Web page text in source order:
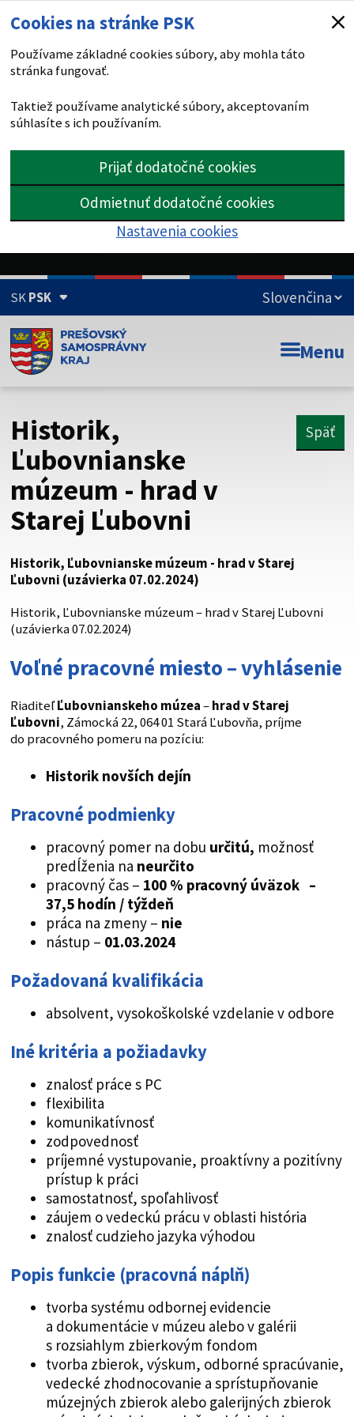
Cookies na stránke PSK
Používame základné cookies súbory, aby mohla táto
stránka fungovať.
Taktiež používame analytické súbory, akceptovaním
súhlasíte s ich používaním.
Prijať dodatočné cookies
Odmietnuť dodatočné cookies
Nastavenia cookies
SKPSK
Doména psk.sk je oficiálna
Toto je oficiálna webová stránka Prešovského
Táto stránka je zabezpečená
Buďte pozorní a vždy sa uistite, že zdieľate informácie iba
cez zabezpečenú webovú stránku. Zabezpečená stránka
vždy začína https:// pred názvom domény webového sídla.
Menu
Historik,
Ľubovnianske
múzeum - hrad v
Starej Ľubovni
Späť
Historik, Ľubovnianske múzeum - hrad v Starej
Ľubovni (uzávierka 07.02.2024)
Historik, Ľubovnianske múzeum – hrad v Starej Ľubovni
(uzávierka 07.02.2024)
Voľné pracovné miesto – vyhlásenie
RiaditeľĽubovnianskeho múzea–hrad v Starej
Ľubovni, Zámocká 22, 064 01 Stará Ľubovňa, príjme
do pracovného pomeru na pozíciu:
Historik novších dejín
Pracovné podmienky
pracovný pomer na dobu určitú, možnosť
predĺženia na neurčito
pracovný čas – 100 % pracovný úväzok –
37,5 hodín / týždeň
práca na zmeny – nie
nástup – 01.03.2024
Požadovaná kvalifikácia
absolvent, vysokoškolské vzdelanie v odbore
Iné kritéria a požiadavky
znalosť práce s PC
flexibilita
komunikatívnosť
zodpovednosť
príjemné vystupovanie, proaktívny a pozitívny
prístup k práci
samostatnosť, spoľahlivosť
záujem o vedeckú prácu v oblasti história
znalosť cudzieho jazyka výhodou
Popis funkcie (pracovná náplň)
tvorba systému odbornej evidencie
a dokumentácie v múzeu alebo v galérii
s rozsiahlym zbierkovým fondom
tvorba zbierok, výskum, odborné spracúvanie,
vedecké zhodnocovanie a sprístupňovanie
múzejných zbierok alebo galerijných zbierok